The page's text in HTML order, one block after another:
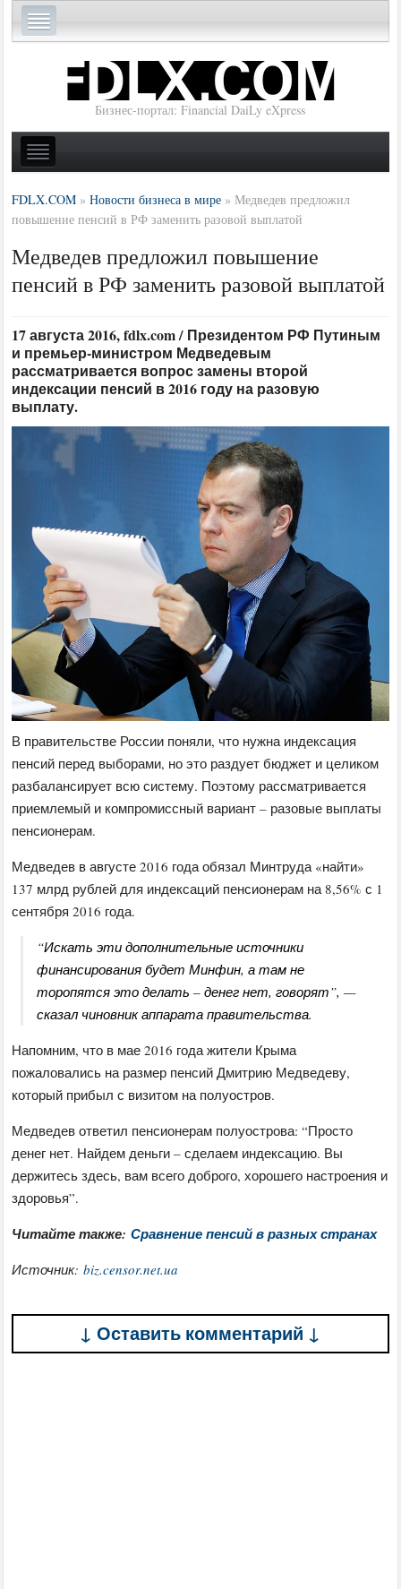
Бизнес-портал: Financial DaiLy eXpress
FDLX.COM »Новости бизнеса в мире »Медведев предложил
повышение пенсий в РФ заменить разовой выплатой
Медведев предложил повышение
пенсий в РФ заменить разовой выплатой
17 августа 2016, fdlx.com / Президентом РФ Путиным
и премьер-министром Медведевым
рассматривается вопрос замены второй
индексации пенсий в 2016 году на разовую
выплату.
В правительстве России поняли, что нужна индексация
пенсий перед выборами, но это раздует бюджет и целиком
разбалансирует всю систему. Поэтому рассматривается
приемлемый и компромиссный вариант – разовые выплаты
пенсионерам.
Медведев в августе 2016 года обязал Минтруда «найти»
137 млрд рублей для индексаций пенсионерам на 8,56% с 1
сентября 2016 года.
“Искать эти дополнительные источники
финансирования будет Минфин, а там не
торопятся это делать – денег нет, говорят”, —
сказал чиновник аппарата правительства.
Напомним, что в мае 2016 года жители Крыма
пожаловались на размер пенсий Дмитрию Медведеву,
который прибыл с визитом на полуостров.
Медведев ответил пенсионерам полуострова: “Просто
денег нет. Найдем деньги – сделаем индексацию. Вы
держитесь здесь, вам всего доброго, хорошего настроения и
здоровья”.
Читайте также:Сравнение пенсий в разных странах
Источник:biz.censor.net.ua
↓ Оставить комментарий ↓